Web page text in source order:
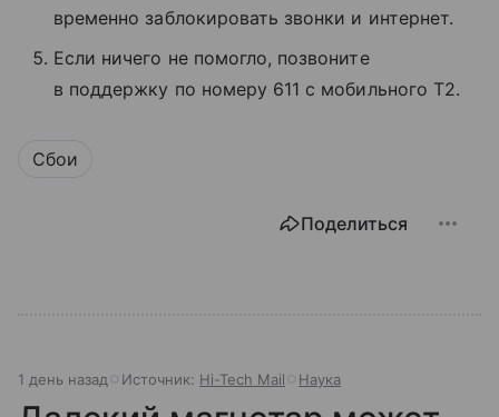
временно заблокировать звонки и интернет.
Если ничего не помогло, позвоните
в поддержку по номеру 611 с мобильного T2.
Сбои
Поделиться
1 день назад Источник: Hi-Tech Mail Наука